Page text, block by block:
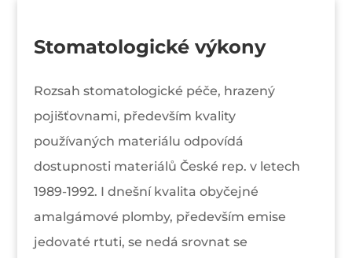
Stomatologické výkony
Rozsah stomatologické péče, hrazený
pojišťovnami, především kvality
používaných materiálu odpovídá
dostupnosti materiálů České rep. v letech
1989-1992. I dnešní kvalita obyčejné
amalgámové plomby, především emise
jedovaté rtuti, se nedá srovnat se